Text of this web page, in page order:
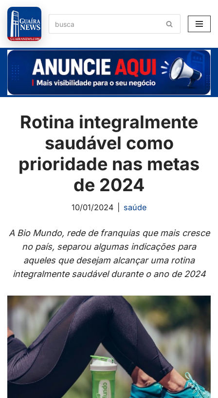
Pular
para
o
conteúdo
Rotina integralmente
saudável como
prioridade nas metas
de 2024
10/01/2024 saúde
A Bio Mundo, rede de franquias que mais cresce
no país, separou algumas indicações para
aqueles que desejam alcançar uma rotina
integralmente saudável durante o ano de 2024